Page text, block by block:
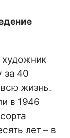
художник
за 40
всю жизнь.
в 1946
лет – в